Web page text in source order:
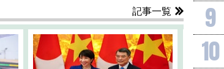
記事一覧 9
10